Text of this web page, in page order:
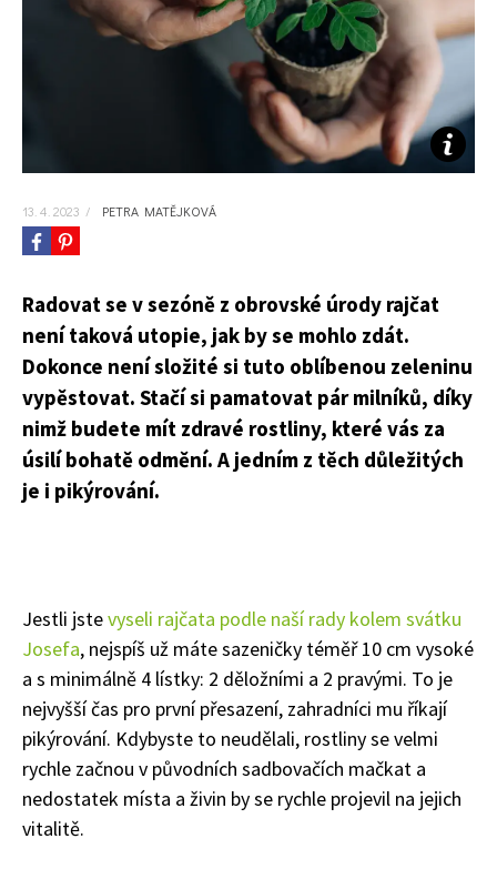
KVÍZY A TESTY
13. 4. 2023 / PETRA MATĚJKOVÁ
Radovat se v sezóně z obrovské úrody rajčat
není taková utopie, jak by se mohlo zdát.
Dokonce není složité si tuto oblíbenou zeleninu
vypěstovat. Stačí si pamatovat pár milníků, díky
nimž budete mít zdravé rostliny, které vás za
úsilí bohatě odmění. A jedním z těch důležitých
je i pikýrování.
Jestli jstevyseli rajčata podle naší rady kolem svátku
Josefa, nejspíš už máte sazeničky téměř 10 cm vysoké
a s minimálně 4 lístky: 2 děložními a 2 pravými. To je
nejvyšší čas pro první přesazení, zahradníci mu říkají
pikýrování. Kdybyste to neudělali, rostliny se velmi
rychle začnou v původních sadbovačích mačkat a
nedostatek místa a živin by se rychle projevil na jejich
vitalitě.